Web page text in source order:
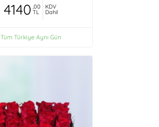
4140 ,00
TL
KDV
Dahil
Tüm Türkiye Aynı Gün